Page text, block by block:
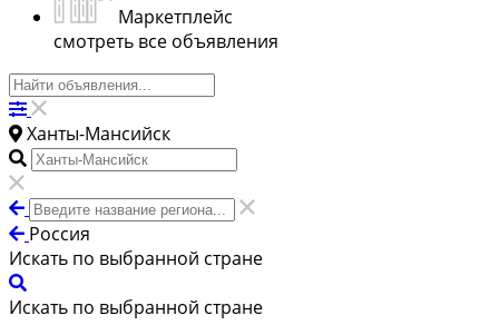
Маркетплейс
смотреть все объявления
Ханты-Мансийск
Россия
Искать по выбранной стране
Искать по выбранной стране